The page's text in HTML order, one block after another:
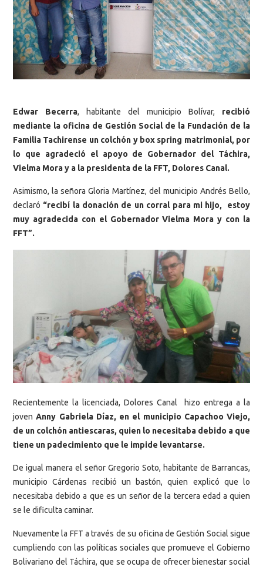
Edwar Becerra, habitante del municipio Bolívar, recibió
mediante la oficina de Gestión Social de la Fundación de la
Familia Tachirense un colchón y box spring matrimonial, por
lo que agradeció el apoyo de Gobernador del Táchira,
Vielma Mora y a la presidenta de la FFT, Dolores Canal.
Asimismo, la señora Gloria Martínez, del municipio Andrés Bello,
declaró “recibí la donación de un corral para mi hijo, estoy
muy agradecida con el Gobernador Vielma Mora y con la
FFT”.
Recientemente la licenciada, Dolores Canal hizo entrega a la
jovenAnny Gabriela Díaz, en el municipio Capachoo Viejo,
de un colchón antiescaras, quien lo necesitaba debido a que
tiene un padecimiento que le impide levantarse.
De igual manera el señor Gregorio Soto, habitante de Barrancas,
municipio Cárdenas recibió un bastón, quien explicó que lo
necesitaba debido a que es un señor de la tercera edad a quien
se le dificulta caminar.
Nuevamente la FFT a través de su oficina de Gestión Social sigue
cumpliendo con las políticas sociales que promueve el Gobierno
Bolivariano del Táchira, que se ocupa de ofrecer bienestar social